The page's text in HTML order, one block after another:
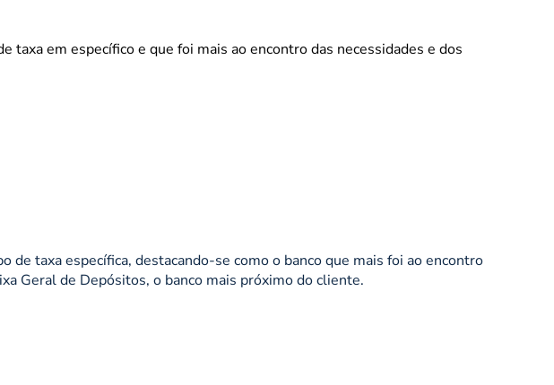
taxa em específico e que foi mais ao encontro das necessidades e dos
de taxa específica, destacando-se como o banco que mais foi ao encontro
Geral de Depósitos, o banco mais próximo do cliente.